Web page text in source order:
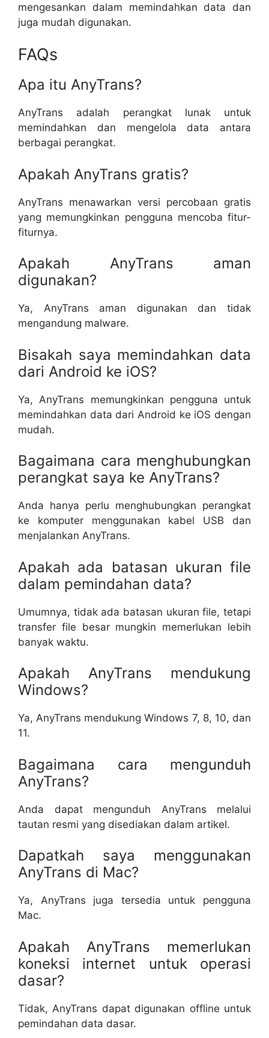
mengesankan dalam memindahkan data dan
juga mudah digunakan.
FAQs
Apa itu AnyTrans?
AnyTrans adalah perangkat lunak untuk
memindahkan dan mengelola data antara
berbagai perangkat.
Apakah AnyTrans gratis?
AnyTrans menawarkan versi percobaan gratis
yang memungkinkan pengguna mencoba fitur-
fiturnya.
Apakah AnyTrans aman
digunakan?
Ya, AnyTrans aman digunakan dan tidak
mengandung malware.
Bisakah saya memindahkan data
dari Android ke iOS?
Ya, AnyTrans memungkinkan pengguna untuk
memindahkan data dari Android ke iOS dengan
mudah.
Bagaimana cara menghubungkan
perangkat saya ke AnyTrans?
Anda hanya perlu menghubungkan perangkat
ke komputer menggunakan kabel USB dan
menjalankan AnyTrans.
Apakah ada batasan ukuran file
dalam pemindahan data?
Umumnya, tidak ada batasan ukuran file, tetapi
transfer file besar mungkin memerlukan lebih
banyak waktu.
Apakah AnyTrans mendukung
Windows?
Ya, AnyTrans mendukung Windows 7, 8, 10, dan
11.
Bagaimana cara mengunduh
AnyTrans?
Anda dapat mengunduh AnyTrans melalui
tautan resmi yang disediakan dalam artikel.
Dapatkah saya menggunakan
AnyTrans di Mac?
Ya, AnyTrans juga tersedia untuk pengguna
Mac.
Apakah AnyTrans memerlukan
koneksi internet untuk operasi
dasar?
Tidak, AnyTrans dapat digunakan offline untuk
pemindahan data dasar.